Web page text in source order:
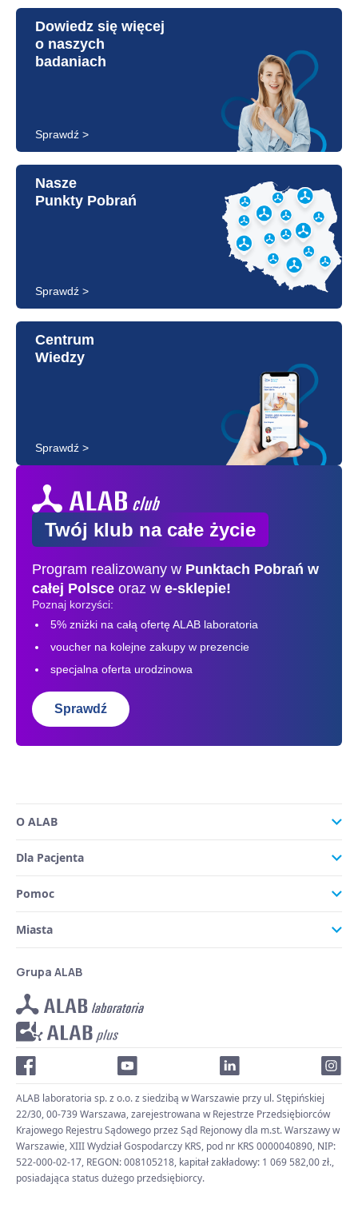
Dowiedz się więcej
o naszych
badaniach
Sprawdź >
Nasze
Punkty Pobrań
Sprawdź >
Centrum
Wiedzy
Sprawdź >
Twój klub na całe życie
Program realizowany w Punktach Pobrań w
całej Polsce oraz w e-sklepie!
Poznaj korzyści:
5% zniżki na całą ofertę ALAB laboratoria
voucher na kolejne zakupy w prezencie
specjalna oferta urodzinowa
Sprawdź
O ALAB
Dla Pacjenta
Pomoc
Miasta
Grupa ALAB
ALAB laboratoria sp. z o.o. z siedzibą w Warszawie przy ul. Stępińskiej
22/30, 00-739 Warszawa, zarejestrowana w Rejestrze Przedsiębiorców
Krajowego Rejestru Sądowego przez Sąd Rejonowy dla m.st. Warszawy w
Warszawie, XIII Wydział Gospodarczy KRS, pod nr KRS 0000040890, NIP:
522-000-02-17, REGON: 008105218, kapitał zakładowy: 1 069 582,00 zł.,
posiadająca status dużego przedsiębiorcy.